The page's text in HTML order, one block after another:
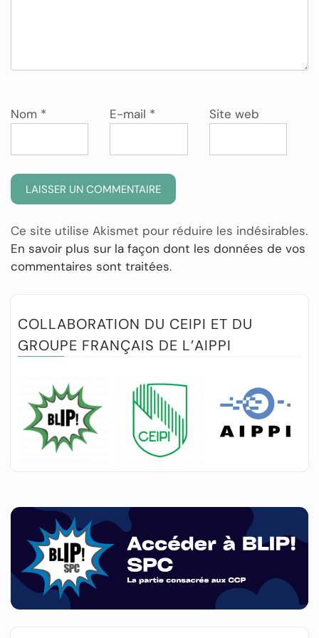
Nom * E-mail * Site web
Ce site utilise Akismet pour réduire les indésirables.
En savoir plus sur la façon dont les données de vos
commentaires sont traitées.
COLLABORATION DU CEIPI ET DU
GROUPE FRANÇAIS DE L’AIPPI